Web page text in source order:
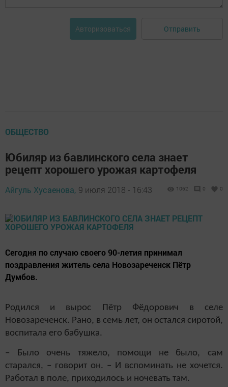
Авторизоваться Отправить
ОБЩЕСТВО
Юбиляр из бавлинского села знает
рецепт хорошего урожая картофеля
Айгуль Хусаенова, 9 июля 2018 - 16:43 1062 0 0
Сегодня по случаю своего 90-летия принимал
поздравления житель села Новозареченск Пётр
Думбов.
Родился и вырос Пётр Фёдорович в селе
Новозареченск. Рано, в семь лет, он остался сиротой,
воспитала его бабушка.
– Было очень тяжело, помощи не было, сам
старался, – говорит он. – И вспоминать не хочется.
Работал в поле, приходилось и ночевать там.